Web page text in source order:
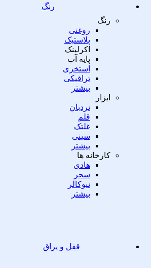
رنگ
رنگ
روغنی
پلاستیک
اکرلینک
پایه آب
استخری
ترافیکی
بیشتر
ابزار
نردبان
قلم
غلتک
سینی
بیشتر
کارخانه ها
هادی
سحر
نیوکالر
بیشتر
قفل و یراق